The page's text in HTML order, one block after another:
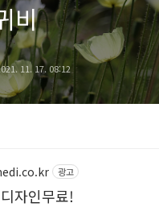
비
11. 17. 08:12
광고
자인무료!